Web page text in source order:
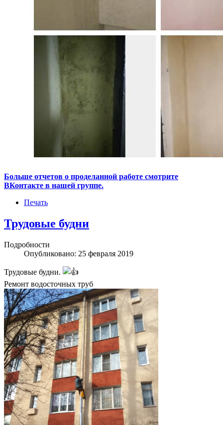
Больше отчетов о проделанной работе смотрите
ВКонтакте в нашей группе.
Печать
Трудовые будни
Подробности
Опубликовано: 25 февраля 2019
Трудовые будни.
Ремонт водосточных труб